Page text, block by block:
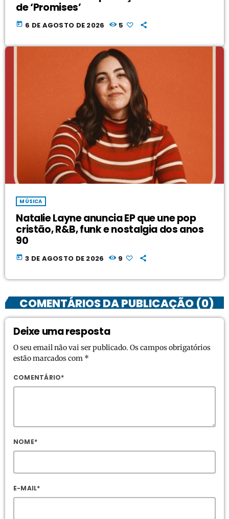
de ‘Promises’
today 6 DE AGOSTO DE 2026 5
MÚSICA
Natalie Layne anuncia EP que une pop
cristão, R&B, funk e nostalgia dos anos
90
today 3 DE AGOSTO DE 2026 9
COMENTÁRIOS DA PUBLICAÇÃO (0)
Deixe uma resposta
O seu email não vai ser publicado. Os campos obrigatórios
estão marcados com *
COMENTÁRIO*
NOME*
E-MAIL*